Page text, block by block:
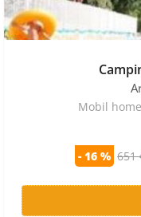
Mobil
- 16 % 651